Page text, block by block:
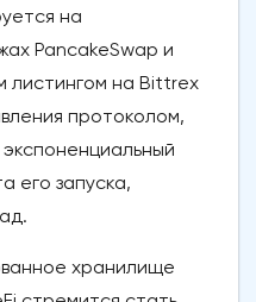
на
PancakeSwap и
листингом на Bittrex
протоколом,
его запуска,
хранилище